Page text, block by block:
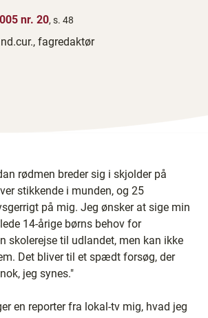
nr. 20, s. 48
fagredaktør
rødmen breder sig i skjolder på
stikkende i munden, og 25
på mig. Jeg ønsker at sige min
14-årige børns behov for
skolerejse til udlandet, men kan ikke
Det bliver til et spædt forsøg, der
jeg synes."
en reporter fra lokal-tv mig, hvad jeg